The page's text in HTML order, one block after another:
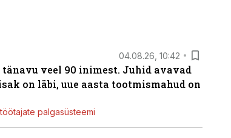
04.08.26, 10:42
tänavu veel 90 inimest. Juhid avavad
on läbi, uue aasta tootmismahud on
palgasüsteemi